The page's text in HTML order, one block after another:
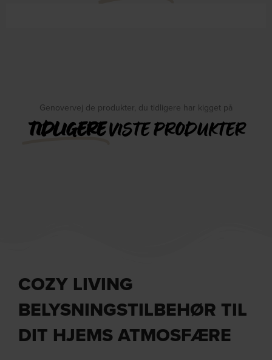
Genovervej de produkter, du tidligere har kigget på
TIDLIGEREVISTE PRODUKTER
COZY LIVING
BELYSNINGSTILBEHØR TIL
DIT HJEMS ATMOSFÆRE